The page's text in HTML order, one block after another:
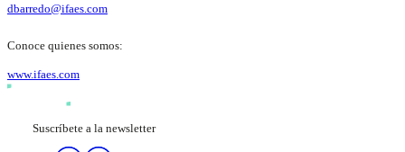
dbarredo@ifaes.com
Conoce quienes somos:
www.ifaes.com
Suscríbete a la newsletter